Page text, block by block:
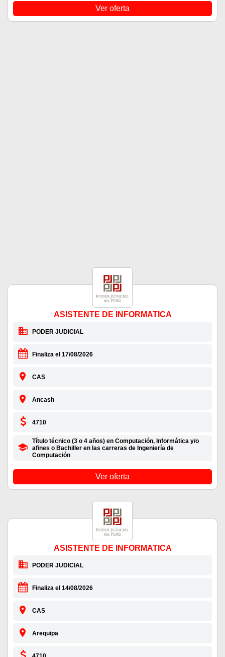
Ver oferta
ASISTENTE DE INFORMATICA
PODER JUDICIAL
Finaliza el 17/08/2026
CAS
Ancash
4710
Título técnico (3 o 4 años) en Computación, Informática y/o
afines o Bachiller en las carreras de Ingeniería de
Computación
Ver oferta
ASISTENTE DE INFORMATICA
PODER JUDICIAL
Finaliza el 14/08/2026
CAS
Arequipa